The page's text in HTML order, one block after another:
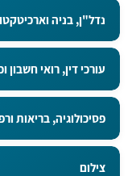
נדל"ן, בניה
עורכי דין, רואי חשבון
פסיכולוגיה, בריאות
צילום